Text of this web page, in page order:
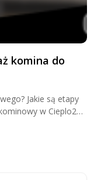
komina do
Jakie są etapy
w Cieplo24